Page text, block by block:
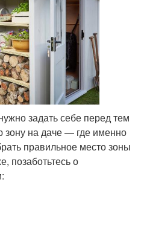
задать себе перед тем
зону на даче — где именно
правильное место зоны
позаботьтесь о